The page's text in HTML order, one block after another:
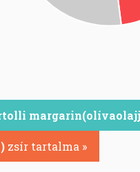
zsír tartalma »